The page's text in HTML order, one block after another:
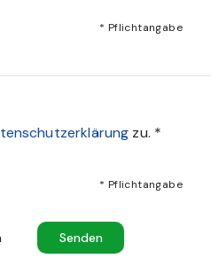
* Pflichtangabe
zu. *
* Pflichtangabe
Senden